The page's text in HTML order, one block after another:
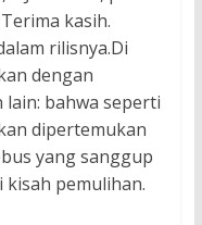
kasih.
rilisnya.Di
dengan
bahwa seperti
dipertemukan
yang sanggup
kisah pemulihan.